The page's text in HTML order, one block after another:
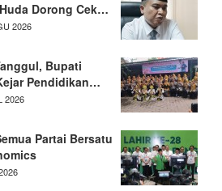
Dorong Cek…
2026
Bupati
Pendidikan…
2026
Partai Bersatu